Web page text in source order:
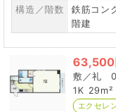
構造／階数
鉄筋コン
階建
63,500
1K 29m²
エクセレ